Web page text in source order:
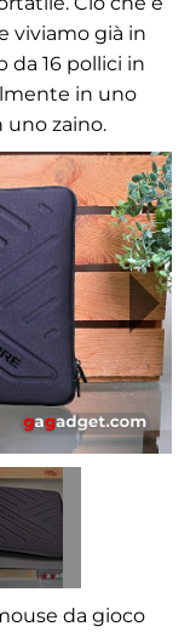
viviamo già in
16 pollici in
in uno
zaino.
da gioco